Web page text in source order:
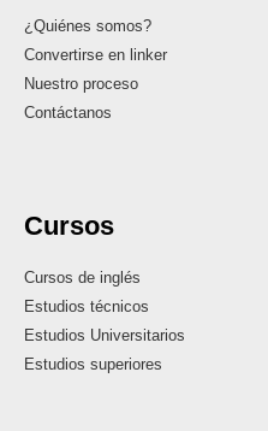
¿Quiénes somos?
Convertirse en linker
Nuestro proceso
Contáctanos
Cursos
Cursos de inglés
Estudios técnicos
Estudios Universitarios
Estudios superiores